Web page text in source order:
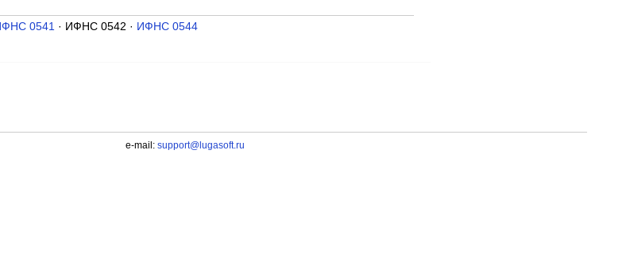
0541 · ИФНС 0542 · ИФНС 0544
e-mail: support@lugasoft.ru